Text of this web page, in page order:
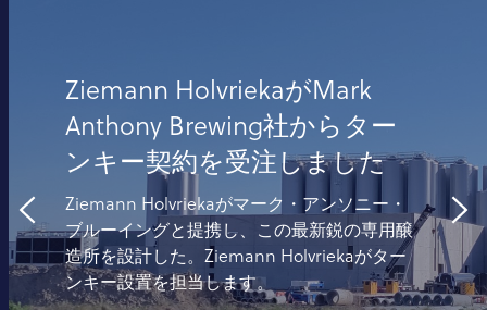
Ziemann HolvriekaがMark
Anthony Brewing社からター
ンキー契約を受注しました
Ziemann Holvriekaがマーク・アンソニー・
ブルーイングと提携し、この最新鋭の専用醸
造所を設計した。Ziemann Holvriekaがター
ンキー設置を担当します。